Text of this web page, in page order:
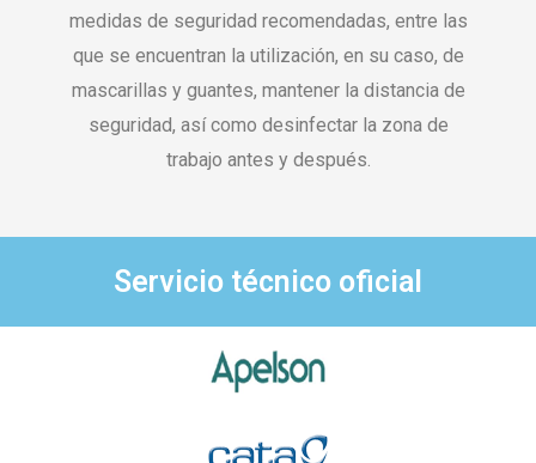
medidas de seguridad recomendadas, entre las
que se encuentran la utilización, en su caso, de
mascarillas y guantes, mantener la distancia de
seguridad, así como desinfectar la zona de
trabajo antes y después.
Servicio técnico oficial